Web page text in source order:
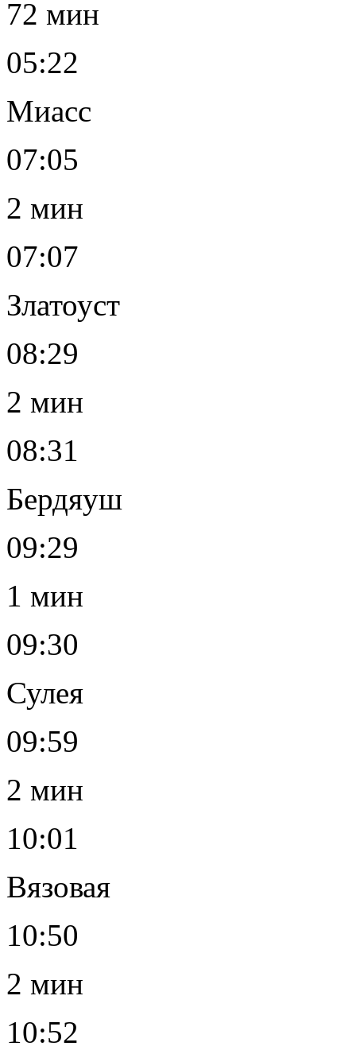
72 мин
05:22
Миасс
07:05
2 мин
07:07
Златоуст
08:29
2 мин
08:31
Бердяуш
09:29
1 мин
09:30
Сулея
09:59
2 мин
10:01
Вязовая
10:50
2 мин
10:52